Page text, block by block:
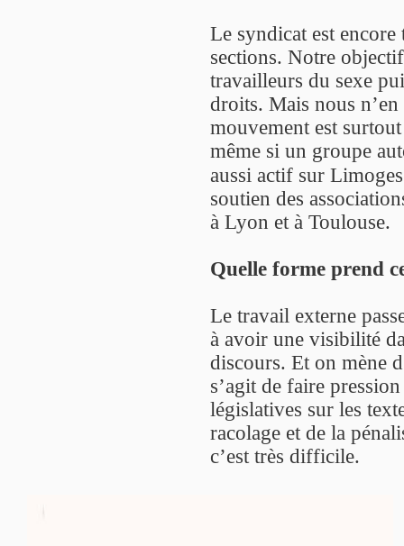
Le syndicat est encore
sections. Notre
travailleurs du sexe
droits. Mais nous
mouvement est
même si un groupe
aussi actif sur Limoges
soutien des
à Lyon et à Toulouse.
Quelle forme prend
Le travail externe
à avoir une visibilité
discours. Et on mène
s’agit de faire
législatives sur les
racolage et de la
c’est très difficile.